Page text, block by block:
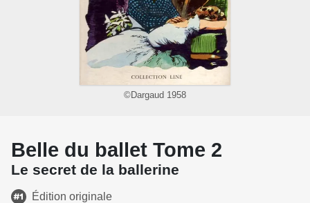
©Dargaud 1958
Belle du ballet Tome 2
Le secret de la ballerine
Édition originale